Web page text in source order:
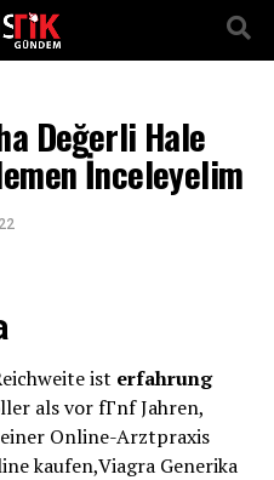
Değerli Hale
İnceleyelim
ist erfahrung
als vor fГnf Jahren,
Online-Arztpraxis
kaufen,Viagra Generika